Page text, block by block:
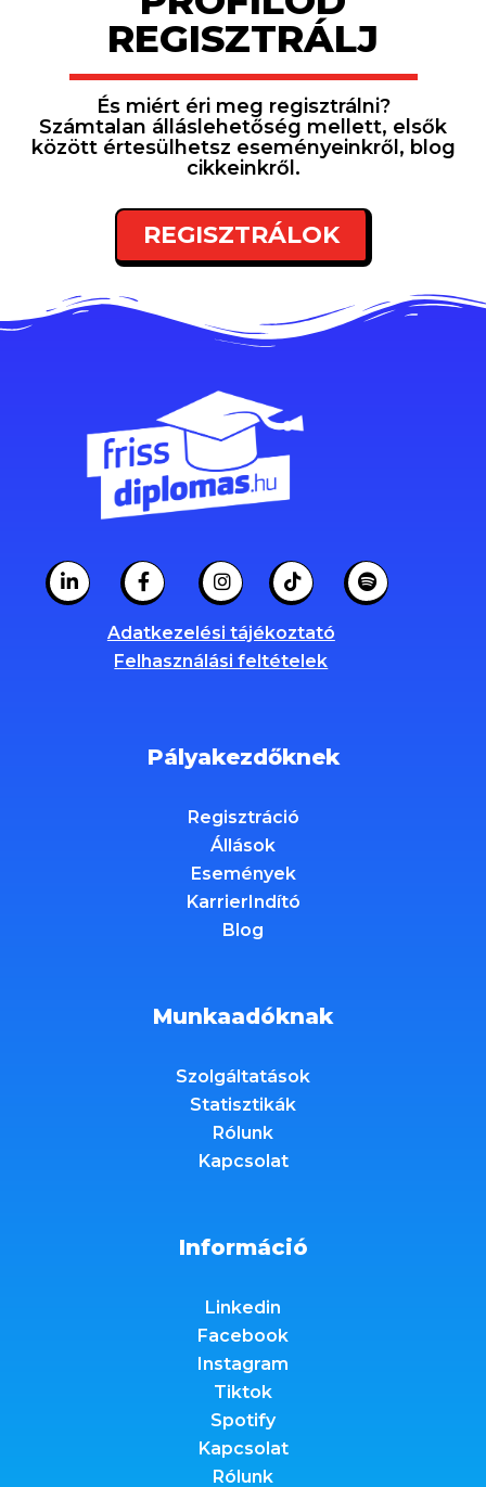
REGISZTRÁLJ
És miért éri meg regisztrálni?
Számtalan álláslehetőség mellett, elsők
között értesülhetsz eseményeinkről, blog
cikkeinkről.
REGISZTRÁLOK
Adatkezelési tájékoztató
Felhasználási feltételek
Pályakezdőknek
Regisztráció
Állások
Események
KarrierIndító
Blog
Munkaadóknak
Szolgáltatások
Statisztikák
Rólunk
Kapcsolat
Információ
Linkedin
Facebook
Instagram
Tiktok
Spotify
Kapcsolat
Rólunk